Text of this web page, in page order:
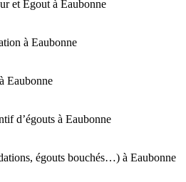
et Égout à Eaubonne
à Eaubonne
Eaubonne
d’égouts à Eaubonne
égouts bouchés…) à Eaubonne